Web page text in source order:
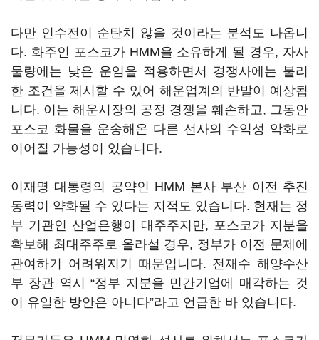
다만 인수전이 순탄치 않을 것이라는 분석도 나옵니
다. 화주인 포스코가 HMM을 소유하게 될 경우, 자사
물량에는 낮은 운임을 적용하면서 경쟁사에는 불리
한 조건을 제시할 수 있어 해운업계의 반발이 예상됩
니다. 이는 해운시장의 공정 경쟁을 훼손하고, 그동안
포스코 화물을 운송해온 다른 선사의 수익성 악화로
이어질 가능성이 있습니다.
이재명 대통령의 공약인 HMM 본사 부산 이전 추진
동력이 약화될 수 있다는 지적도 있습니다. 현재는 정
부 기관인 산업은행이 대주주지만, 포스코가 지분을
확보해 최대주주로 올라설 경우, 정부가 이전 문제에
관여하기 어려워지기 때문입니다. 전재수 해양수산
부 장관 역시 “정부 지분을 민간기업에 매각하는 것
이 유일한 방안은 아니다”라고 언급한 바 있습니다.